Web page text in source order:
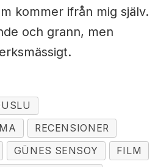
kommer ifrån mig själv.
och grann, men
RECENSIONER
GÜNES SENSOY
FILM